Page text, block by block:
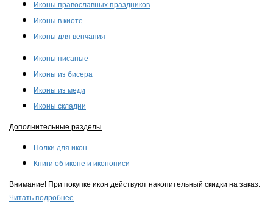
Иконы православных праздников
Иконы в киоте
Иконы для венчания
Иконы писаные
Иконы из бисера
Иконы из меди
Иконы складни
Дополнительные разделы
Полки для икон
Книги об иконе и иконописи
Внимание! При покупке икон действуют накопительный скидки на заказ.
Читать подробнее